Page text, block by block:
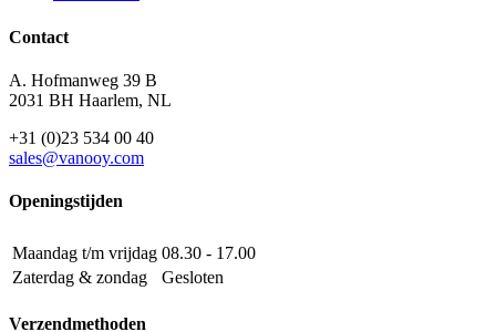
Contact
A. Hofmanweg 39 B
2031 BH Haarlem, NL
+31 (0)23 534 00 40
sales@vanooy.com
Openingstijden
Maandag t/m vrijdag 08.30 - 17.00
Zaterdag & zondag
Gesloten
Verzendmethoden